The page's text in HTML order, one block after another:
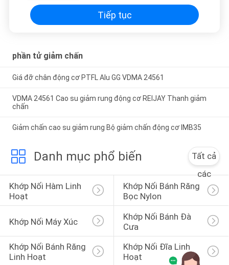
Tiếp tục
phần tử giảm chấn
Giá đỡ chân động cơ PTFL Alu GG VDMA 24561
VDMA 24561 Cao su giảm rung động cơ REIJAY Thanh giảm
chấn
Giảm chấn cao su giảm rung Bộ giảm chấn động cơ IMB35
Danh mục phổ biến
Tất cả
các
Khớp Nối Hàm Linh
Hoạt
Khớp Nối Bánh Răng
Bọc Nylon
Khớp Nối Máy Xúc
Khớp Nối Bánh Đà
Cưa
Khớp Nối Bánh Răng
Linh Hoạt
Khớp Nối Đĩa Linh
Hoạt